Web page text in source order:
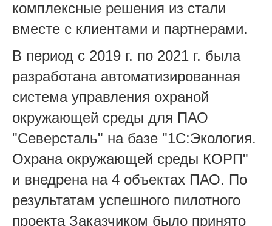
комплексные решения из стали
вместе с клиентами и партнерами.
В период с 2019 г. по 2021 г. была
разработана автоматизированная
система управления охраной
окружающей среды для ПАО
"Северсталь" на базе "1С:Экология.
Охрана окружающей среды КОРП"
и внедрена на 4 объектах ПАО. По
результатам успешного пилотного
проекта Заказчиком было принято